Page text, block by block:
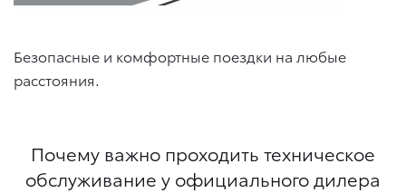
Безопасные и комфортные поездки на любые
расстояния.
Почему важно проходить техническое
обслуживание у официального дилера